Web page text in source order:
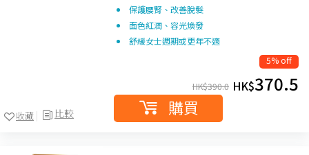
比較
收藏
保護腰腎、改善脫髮
面色紅潤、容光煥發
舒緩女士週期或更年不適
5% off
HK$390.0 HK$370.5
購買